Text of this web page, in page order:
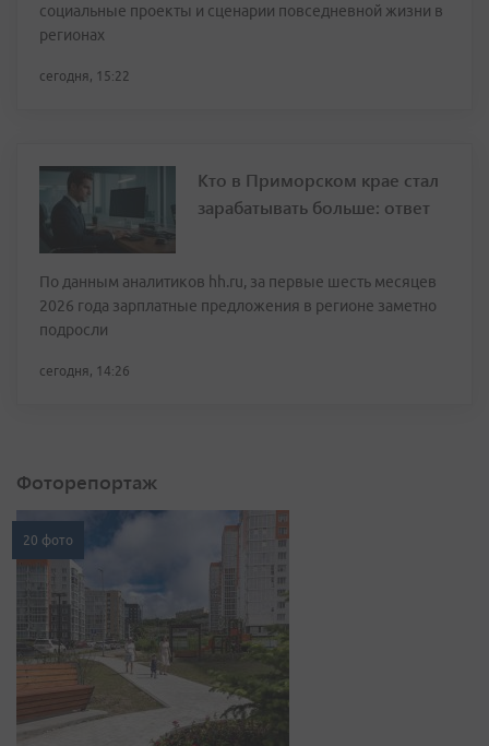
социальные проекты и сценарии повседневной жизни в
регионах
сегодня, 15:22
Кто в Приморском крае стал
зарабатывать больше: ответ
По данным аналитиков hh.ru, за первые шесть месяцев
2026 года зарплатные предложения в регионе заметно
подросли
сегодня, 14:26
Фоторепортаж
20 фото